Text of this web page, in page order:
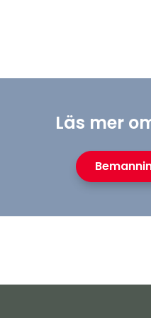
Läs mer